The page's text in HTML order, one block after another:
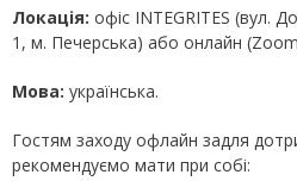
Локація: офіс INTEGRITES (вул.
1, м. Печерська) або онлайн
Мова: українська.
Гостям заходу офлайн задля
рекомендуємо мати при собі: